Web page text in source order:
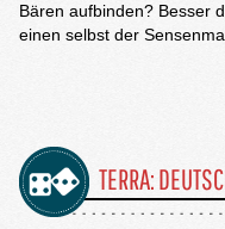
Bären aufbinden? Besser
einen selbst der
TERRA: